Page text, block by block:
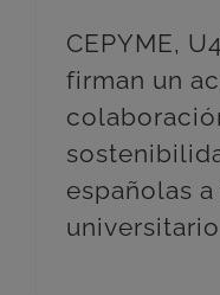
CEPYME,
firman un
españolas
universitario